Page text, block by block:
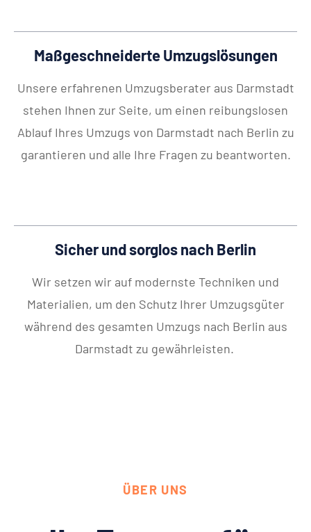
Maßgeschneiderte Umzugslösungen
Unsere erfahrenen Umzugsberater aus Darmstadt
stehen Ihnen zur Seite, um einen reibungslosen
Ablauf Ihres Umzugs von Darmstadt nach Berlin zu
garantieren und alle Ihre Fragen zu beantworten.
Sicher und sorglos nach Berlin
Wir setzen wir auf modernste Techniken und
Materialien, um den Schutz Ihrer Umzugsgüter
während des gesamten Umzugs nach Berlin aus
Darmstadt zu gewährleisten.
ÜBER UNS